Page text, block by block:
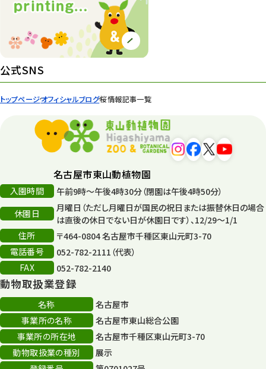
トップページオフィシャルブログ桜情報記事一覧
紅葉情報
ズーボ
イベント
平和公園
森のとこやさん
再生
再生フォーラム
80周年
その他
その他イベント
公式SNS
名古屋市東山動植物園
入園時間
午前9時～午後4時30分（閉園は午後4時50分）
休園日
月曜日（ただし月曜日が国民の祝日または振替休日の場合
は直後の休日でない日が休園日です）、12/29～1/1
住所
〒464-0804 名古屋市千種区東山元町3-70
電話番号
052-782-2111（代表）
FAX
052-782-2140
動物取扱業登録
名称
名古屋市
事業所の名称
名古屋市東山総合公園
事業所の所在地
名古屋市千種区東山元町3-70
動物取扱業の種別
展示